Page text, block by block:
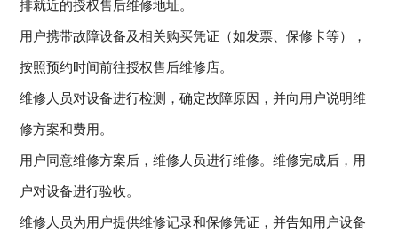
排就近的授权售后维修地址。
用户携带故障设备及相关购买凭证（如发票、保修卡等），
按照预约时间前往授权售后维修店。
维修人员对设备进行检测，确定故障原因，并向用户说明维
修方案和费用。
用户同意维修方案后，维修人员进行维修。维修完成后，用
户对设备进行验收。
维修人员为用户提供维修记录和保修凭证，并告知用户设备